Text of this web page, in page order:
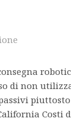
di non
Costi